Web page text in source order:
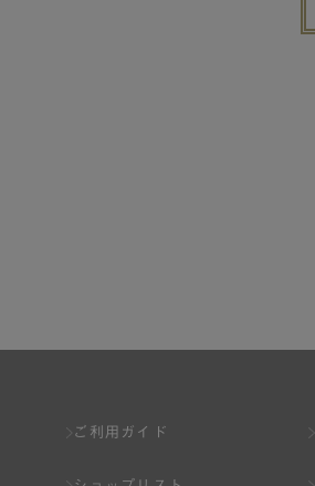
ご利用ガイド